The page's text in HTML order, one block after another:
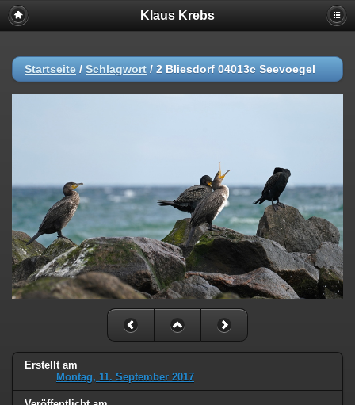
Klaus Krebs
Startseite / Schlagwort / 2 Bliesdorf 04013c Seevoegel
Erstellt am
Montag, 11. September 2017